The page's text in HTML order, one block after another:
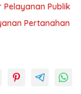
Pelayanan Publik
Pertanahan